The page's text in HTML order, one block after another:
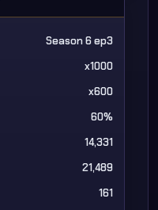
Season 6 ep3
x1000
x600
60%
14,331
21,489
161